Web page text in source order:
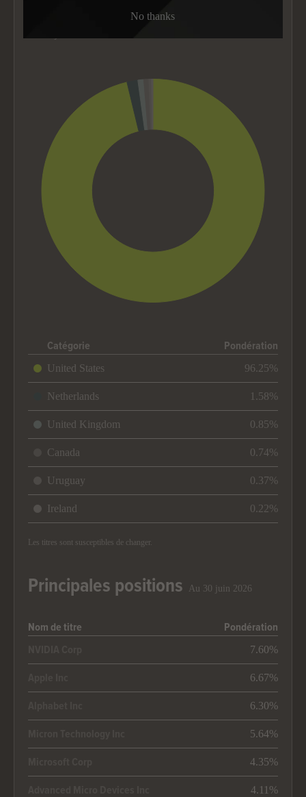
géographique
Catégorie Pondération
United States 96.25%
Netherlands 1.58%
United Kingdom 0.85%
Canada 0.74%
Uruguay 0.37%
Ireland 0.22%
Les titres sont susceptibles de changer.
Principales positions Au 30 juin 2026
Nom de titre Pondération
7.60%
6.67%
6.30%
5.64%
4.35%
4.11%
No thanks